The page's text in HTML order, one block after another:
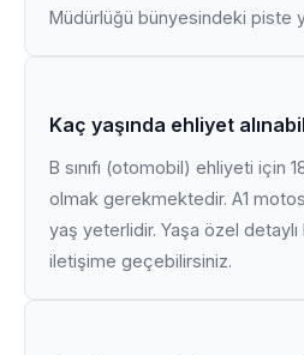
Müdürlüğü bünyesindeki piste
Kaç yaşında ehliyet
B sınıfı (otomobil) ehliyeti için
olmak gerekmektedir. A1
yaş yeterlidir. Yaşa özel
iletişime geçebilirsiniz.